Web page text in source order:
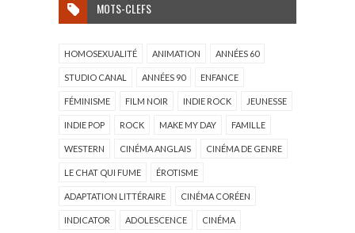
MOTS-CLEFS
HOMOSEXUALITÉ ANIMATION ANNÉES 60
STUDIO CANAL ANNÉES 90 ENFANCE
FÉMINISME FILM NOIR INDIE ROCK JEUNESSE
INDIE POP ROCK MAKE MY DAY FAMILLE
WESTERN CINÉMA ANGLAIS CINÉMA DE GENRE
LE CHAT QUI FUME ÉROTISME
ADAPTATION LITTÉRAIRE CINÉMA CORÉEN
INDICATOR ADOLESCENCE CINÉMA